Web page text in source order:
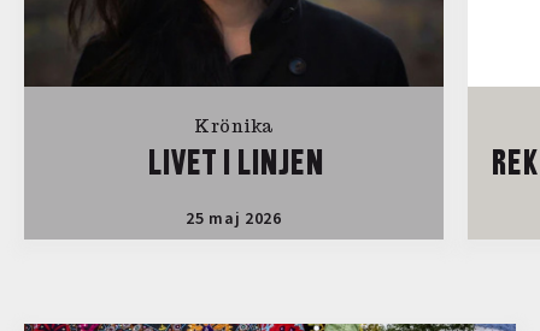
Krönika
LIVET I LINJEN
25 maj 2026